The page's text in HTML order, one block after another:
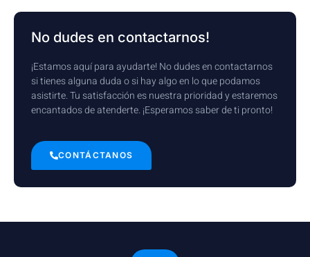
No dudes en contactarnos!
¡Estamos aquí para ayudarte! No dudes en contactarnos
si tienes alguna duda o si hay algo en lo que podamos
asistirte. Tu satisfacción es nuestra prioridad y estaremos
encantados de atenderte. ¡Esperamos saber de ti pronto!
CONTÁCTANOS